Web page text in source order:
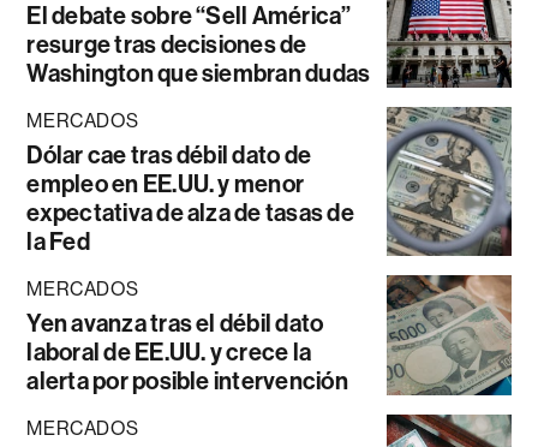
El debate sobre “Sell América”
resurge tras decisiones de
Washington que siembran dudas
MERCADOS
Dólar cae tras débil dato de
empleo en EE.UU. y menor
expectativa de alza de tasas de
la Fed
MERCADOS
Yen avanza tras el débil dato
laboral de EE.UU. y crece la
alerta por posible intervención
MERCADOS